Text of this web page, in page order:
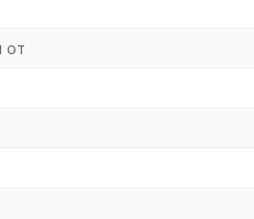
от